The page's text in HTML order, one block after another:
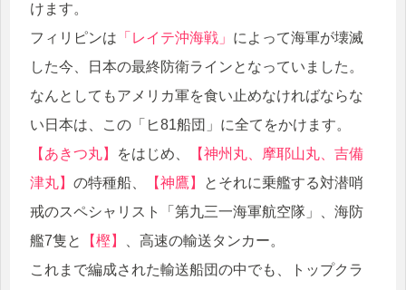
けます。
フィリピンは 「レイテ沖海戦」 によって海軍が壊滅
した今、日本の最終防衛ラインとなっていました。
なんとしてもアメリカ軍を食い止めなければならな
い日本は、この「ヒ81船団」に全てをかけます。
【あきつ丸】
をはじめ、
【神州丸、摩耶山丸、吉備
津丸】 の特種船、 【神鷹】
とそれに乗艦する対潜哨
戒のスペシャリスト「第九三一海軍航空隊」、海防
艦7隻と
【樫】
、高速の輸送タンカー。
これまで編成された輸送船団の中でも、トップクラ